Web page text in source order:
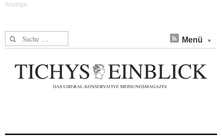
Suche nach: Menü